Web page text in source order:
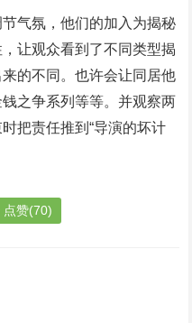
气氛，他们的加入为揭秘
让观众看到了不同类型揭
的不同。也许会让同居他
之争系列等等。并观察两
把责任推到“导演的坏计
点赞(70)